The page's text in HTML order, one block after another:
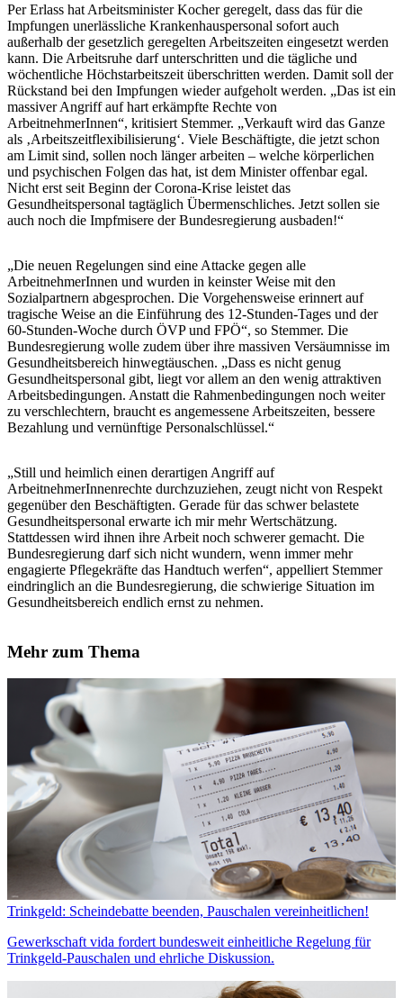
Per Erlass hat Arbeitsminister Kocher geregelt, dass das für die
Impfungen unerlässliche Krankenhauspersonal sofort auch
außerhalb der gesetzlich geregelten Arbeitszeiten eingesetzt werden
kann. Die Arbeitsruhe darf unterschritten und die tägliche und
wöchentliche Höchstarbeitszeit überschritten werden. Damit soll der
Rückstand bei den Impfungen wieder aufgeholt werden. „Das ist ein
massiver Angriff auf hart erkämpfte Rechte von
ArbeitnehmerInnen“, kritisiert Stemmer. „Verkauft wird das Ganze
als ‚Arbeitszeitflexibilisierung‘. Viele Beschäftigte, die jetzt schon
am Limit sind, sollen noch länger arbeiten – welche körperlichen
und psychischen Folgen das hat, ist dem Minister offenbar egal.
Nicht erst seit Beginn der Corona-Krise leistet das
Gesundheitspersonal tagtäglich Übermenschliches. Jetzt sollen sie
auch noch die Impfmisere der Bundesregierung ausbaden!“
„Die neuen Regelungen sind eine Attacke gegen alle
ArbeitnehmerInnen und wurden in keinster Weise mit den
Sozialpartnern abgesprochen. Die Vorgehensweise erinnert auf
tragische Weise an die Einführung des 12-Stunden-Tages und der
60-Stunden-Woche durch ÖVP und FPÖ“, so Stemmer. Die
Bundesregierung wolle zudem über ihre massiven Versäumnisse im
Gesundheitsbereich hinwegtäuschen. „Dass es nicht genug
Gesundheitspersonal gibt, liegt vor allem an den wenig attraktiven
Arbeitsbedingungen. Anstatt die Rahmenbedingungen noch weiter
zu verschlechtern, braucht es angemessene Arbeitszeiten, bessere
Bezahlung und vernünftige Personalschlüssel.“
„Still und heimlich einen derartigen Angriff auf
ArbeitnehmerInnenrechte durchzuziehen, zeugt nicht von Respekt
gegenüber den Beschäftigten. Gerade für das schwer belastete
Gesundheitspersonal erwarte ich mir mehr Wertschätzung.
Stattdessen wird ihnen ihre Arbeit noch schwerer gemacht. Die
Bundesregierung darf sich nicht wundern, wenn immer mehr
engagierte Pflegekräfte das Handtuch werfen“, appelliert Stemmer
eindringlich an die Bundesregierung, die schwierige Situation im
Gesundheitsbereich endlich ernst zu nehmen.
Mehr zum Thema
Trinkgeld: Scheindebatte beenden, Pauschalen vereinheitlichen!
Gewerkschaft vida fordert bundesweit einheitliche Regelung für
Trinkgeld-Pauschalen und ehrliche Diskussion.